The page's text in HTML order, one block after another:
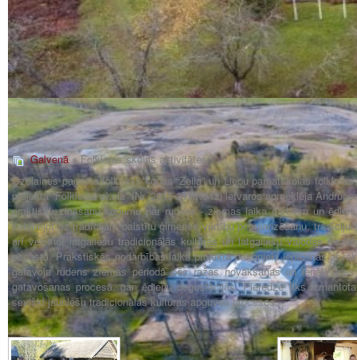
Galvenā» Folkloras skolas aktivitātes
Ozolaines pagasta folkloras kopas “Zeiļa” un Liepu pamatskolas
projekta “Folkloras skola” (Nr. 2015-2TRK042) ietvaros apmeklēja
praktisku zināšanu kopumu par rudens - ziemas laika darbiem un
sekmējot uz tradīcijām balstītu ģimenes vērtību popularizēšanu, tradīciju
arī veicinot latgaliešu tradicionālās kultūras un latgaliešu valodas
pagastā. Prakstiskās nodarbības laikā projekta dalībnieki iepazinās ar
gatavoja rudens ziemas periodā pēc ražas novākšanas un
gatavošanas procesā, gan ēdienu degustācijās. Pieredze tiks
sevišķi jauniešu tradicionālās kultūras apguves procesos.